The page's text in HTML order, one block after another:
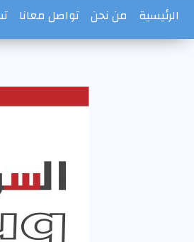
الرئيسية من نحن تواصل معانا